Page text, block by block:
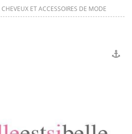
ET ACCESSOIRES DE MODE